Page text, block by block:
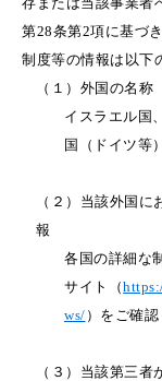
第28条第2項に基づ
制度等の情報は以下
（１）外国の名称
イスラエル国
国（ドイツ等
（２）当該外国
報
各国の詳細な
サイト（
ws/ ）をご確認
（３）当該第三